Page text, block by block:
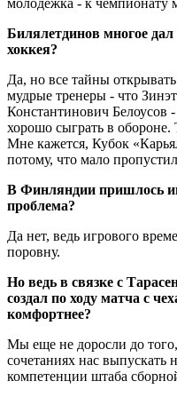
Билялетдинов многое
хоккея?
Да, но все тайны
мудрые тренеры - что
Константинович Белоусов
хорошо сыграть в
Мне кажется, Кубок
потому, что мало
В Финляндии пришлось
проблема?
Да нет, ведь игрового
поровну.
Но ведь в связке с
создал по ходу матча с
комфортнее?
Мы еще не доросли до
сочетаниях нас выпускать
компетенции штаба